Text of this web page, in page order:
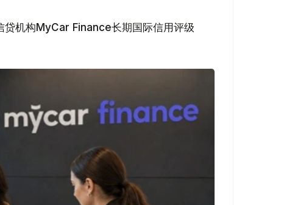
贷机构MyCar Finance长期国际信用评级